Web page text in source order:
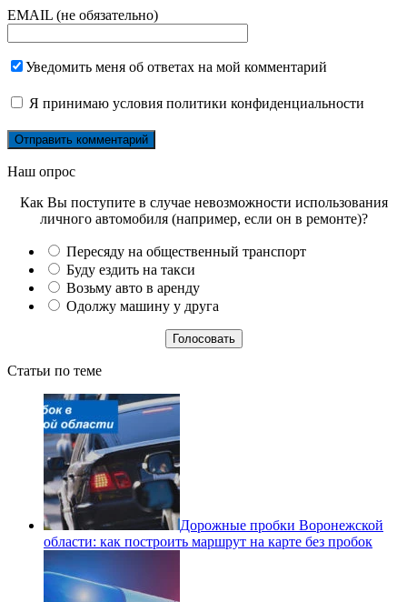
EMAIL (не обязательно)
Уведомить меня об ответах на мой комментарий
Я принимаю условия политики конфиденциальности
Наш опрос
Как Вы поступите в случае невозможности использования
личного автомобиля (например, если он в ремонте)?
Пересяду на общественный транспорт
Буду ездить на такси
Возьму авто в аренду
Одолжу машину у друга
Статьи по теме
Дорожные пробки Воронежской
области: как построить маршрут на карте без пробок